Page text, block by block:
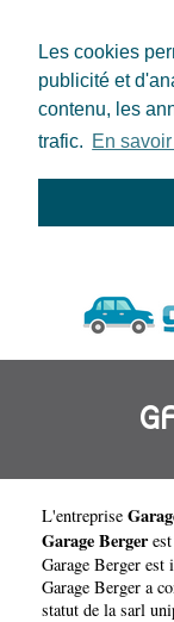
Les cookies
publicité et
contenu, les
trafic. En
L'entreprise
Garage Bergerest
Garage Berger
Garage Berger a
statut de la sarl